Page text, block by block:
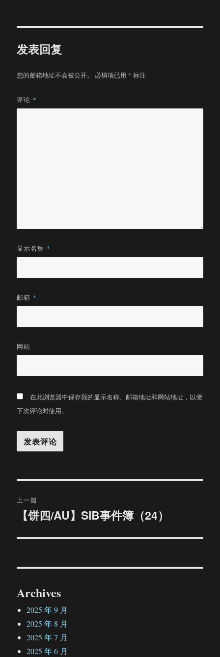
发表回复
您的邮箱地址不会被公开。 必填项已用 * 标注
评论 *
显示名称 *
邮箱 *
网站
在此浏览器中保存我的显示名称、邮箱地址和网站地址，以便
下次评论时使用。
章
上一篇
文
【饼四/AU】SIB事件簿（24）
Archives
2025 年 9 月
2025 年 8 月
2025 年 7 月
2025 年 6 月